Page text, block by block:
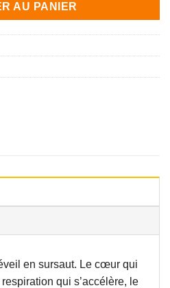
AU PANIER
en sursaut. Le cœur qui
qui s’accélère, le